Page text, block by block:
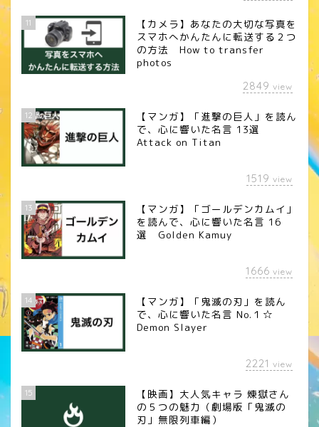
11
【カメラ】あなたの大切な写真を
スマホへかんたんに転送する２つ
の方法 How to transfer
photos
2849 view
12
【マンガ】「進撃の巨人」を読ん
で、心に響いた名言 13選
Attack on Titan
1519 view
13
【マンガ】「ゴールデンカムイ」
を読んで、心に響いた名言 16
選 Golden Kamuy
1666 view
14
【マンガ】「鬼滅の刃」を読ん
で、心に響いた名言 No.１☆
Demon Slayer
2221 view
15
【映画】大人気キャラ 煉󠄁獄さん
の５つの魅力（劇場版「鬼滅の
刃」無限列車編）